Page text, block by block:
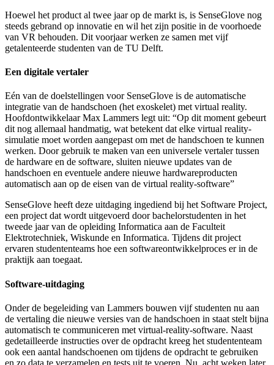
Hoewel het product al twee jaar op de markt is, is SenseGlove nog
steeds gebrand op innovatie en wil het zijn positie in de voorhoede
van VR behouden. Dit voorjaar werken ze samen met vijf
getalenteerde studenten van de TU Delft.
Een digitale vertaler
Eén van de doelstellingen voor SenseGlove is de automatische
integratie van de handschoen (het exoskelet) met virtual reality.
Hoofdontwikkelaar Max Lammers legt uit: “Op dit moment gebeurt
dit nog allemaal handmatig, wat betekent dat elke virtual reality-
simulatie moet worden aangepast om met de handschoen te kunnen
werken. Door gebruik te maken van een universele vertaler tussen
de hardware en de software, sluiten nieuwe updates van de
handschoen en eventuele andere nieuwe hardwareproducten
automatisch aan op de eisen van de virtual reality-software”
SenseGlove heeft deze uitdaging ingediend bij het Software Project,
een project dat wordt uitgevoerd door bachelorstudenten in het
tweede jaar van de opleiding Informatica aan de Faculteit
Elektrotechniek, Wiskunde en Informatica. Tijdens dit project
ervaren studententeams hoe een softwareontwikkelproces er in de
praktijk aan toegaat.
Software-uitdaging
Onder de begeleiding van Lammers bouwen vijf studenten nu aan
de vertaling die nieuwe versies van de handschoen in staat stelt bijna
automatisch te communiceren met virtual-reality-software. Naast
gedetailleerde instructies over de opdracht kreeg het studententeam
ook een aantal handschoenen om tijdens de opdracht te gebruiken
en zo data te verzamelen en tests uit te voeren. Nu, acht weken later,